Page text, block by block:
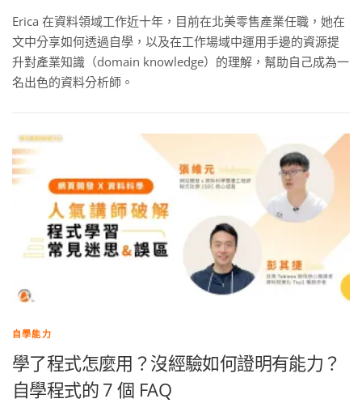
Erica 在資料領域工作近十年，目前在北美零售產業任職，她在
文中分享如何透過自學，以及在工作場域中運用手邊的資源提
升對產業知識（domain knowledge）的理解，幫助自己成為一
名出色的資料分析師。
自學能力
學了程式怎麼用？沒經驗如何證明有能力？
自學程式的 7 個 FAQ